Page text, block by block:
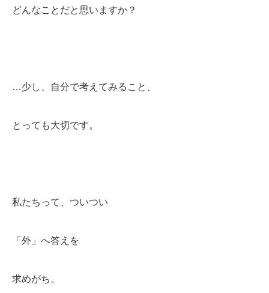
どんなことだと思いますか？
…少し、自分で考えてみること、
とっても大切です。
私たちって、ついつい
「外」へ答えを
求めがち。